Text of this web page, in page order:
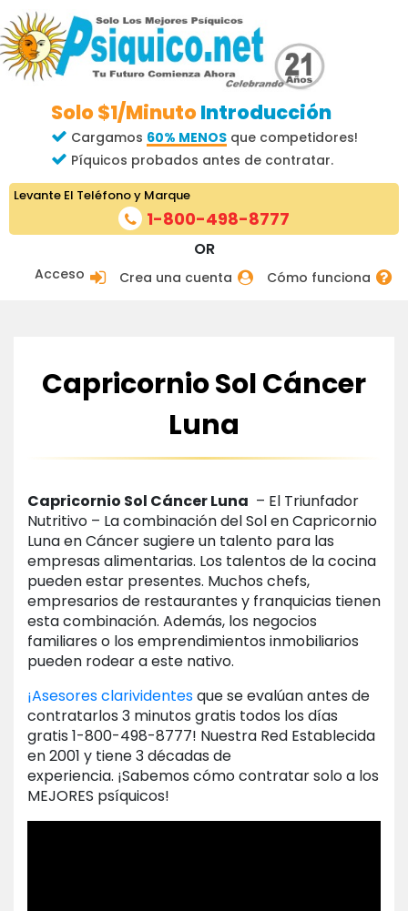
Solo $1/MinutoIntroducción
Cargamos 60% MENOSque competidores!
Píquicos probados antes de contratar.
Acceso Crea una cuenta Cómo funciona
OR
Levante El Teléfono y Marque
1-800-498-8777
Capricornio Sol Cáncer
Luna
Capricornio Sol Cáncer Luna – El Triunfador
Nutritivo – La combinación del Sol en Capricornio
Luna en Cáncer sugiere un talento para las
empresas alimentarias. Los talentos de la cocina
pueden estar presentes. Muchos chefs,
empresarios de restaurantes y franquicias tienen
esta combinación. Además, los negocios
familiares o los emprendimientos inmobiliarios
pueden rodear a este nativo.
¡Asesores clarividentesque se evalúan antes de
contratarlos 3 minutos gratis todos los días
gratis 1-800-498-8777! Nuestra Red Establecida
en 2001 y tiene 3 décadas de
experiencia. ¡Sabemos cómo contratar solo a los
MEJORES psíquicos!